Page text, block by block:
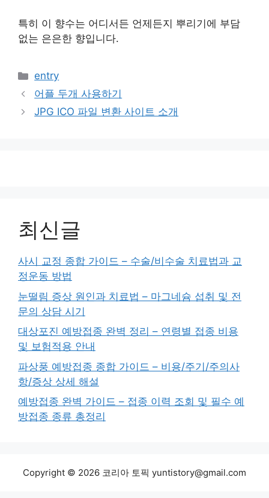
특히 이 향수는 어디서든 언제든지 뿌리기에 부담
없는 은은한 향입니다.
카
테
리
entry
어플 두개 사용하기
JPG ICO 파일 변환 사이트 소개
최신글
사시 교정 종합 가이드 – 수술/비수술 치료법과 교
정운동 방법
눈떨림 증상 원인과 치료법 – 마그네슘 섭취 및 전
문의 상담 시기
대상포진 예방접종 완벽 정리 – 연령별 접종 비용
및 보험적용 안내
파상풍 예방접종 종합 가이드 – 비용/주기/주의사
항/증상 상세 해설
예방접종 완벽 가이드 – 접종 이력 조회 및 필수 예
방접종 종류 총정리
Copyright © 2026 코리아 토픽 yuntistory@gmail.com